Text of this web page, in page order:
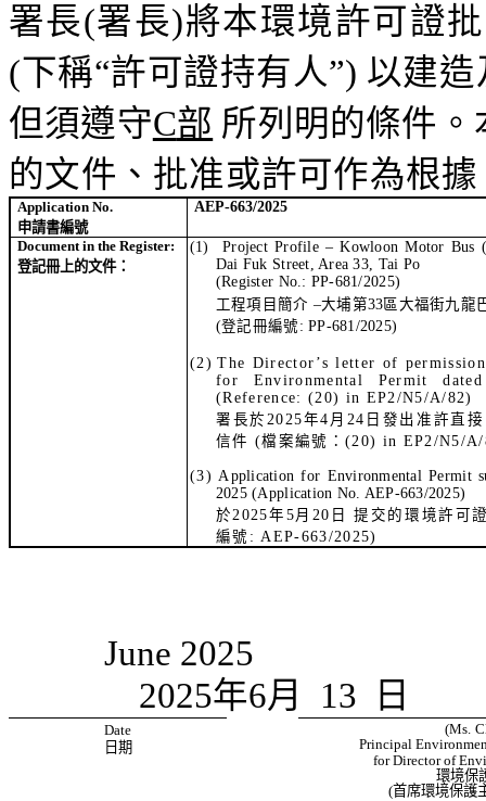
署長(署長)將本環境許可證
(下稱“許可證持有人”) 以建造
但須遵守C部 所列明的條件。
的文件、批准或許可作為根據
Application No.
申請書編號
AEP-663/2025
Document in the Register:
登記冊上的文件：
(1)
Project Profile – Kowloon Motor Bus
Dai Fuk Street, Area 33, Tai Po
(Register No.: PP-681/2025)
工程項目簡介 –大埔第33 區大福街九龍
(登記冊編號 : PP-681/2025)
(2) The Director’s letter of
for Environmental Permit
(Reference: (20) in EP2/N5/A/82)
署長於 2025年4 月 24 日發出准許直
信件 (檔案編號： (20) in EP2/N5/
(3) A pplication for Environmental Permit
2025(Application No. AEP-663/2025)
於 2025年 5 月 20 日
提交的環境許可
編號 : AEP-663/2025)
June 2025
2025年6月 13 日
Date
日期
(Ms.
Principal
for Director of
環境保
(首席環境保護